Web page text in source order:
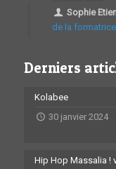
Sophie
de la formatrice
Derniers
Kolabee
30 janvier 2024
Hip Hop Massalia !